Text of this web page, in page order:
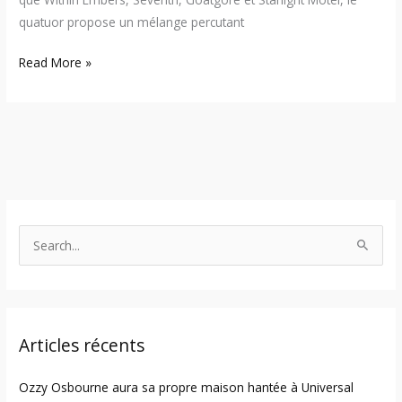
quatuor propose un mélange percutant
Read More »
c
f
Articles récents
Ozzy Osbourne aura sa propre maison hantée à Universal